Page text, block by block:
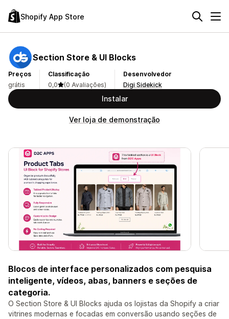
Shopify App Store
Section Store & UI Blocks
Preços
grátis
Classificação
0,0
(0 Avaliações)
Desenvolvedor
Digi Sidekick
Instalar
Ver loja de demonstração
Blocos de interface personalizados com pesquisa
inteligente, vídeos, abas, banners e seções de
categoria.
O Section Store & UI Blocks ajuda os lojistas da Shopify a criar
vitrines modernas e focadas em conversão usando seções de